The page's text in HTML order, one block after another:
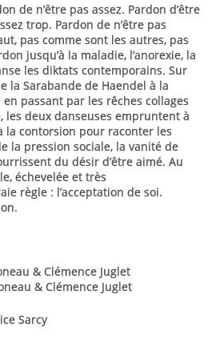
de n’être pas assez. Pardon d’être
trop. Pardon de n’être pas
pas comme sont les autres, pas
jusqu’à la maladie, l’anorexie, la
les diktats contemporains. Sur
la Sarabande de Haendel à la
passant par les rêches collages
les deux danseuses empruntent à
la contorsion pour raconter les
la pression sociale, la vanité de
du désir d’être aimé. Au
échevelée et très
règle : l’acceptation de soi.
& Clémence Juglet
& Clémence Juglet
Sarcy